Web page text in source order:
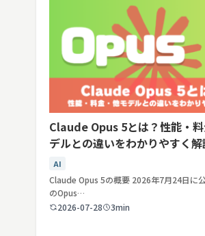
Claude Opus 5とは？性能・
デルとの違いをわかりやすく解
AI
Claude Opus 5の概要 2026年7月24日に
のOpus…
2026-07-28
3min